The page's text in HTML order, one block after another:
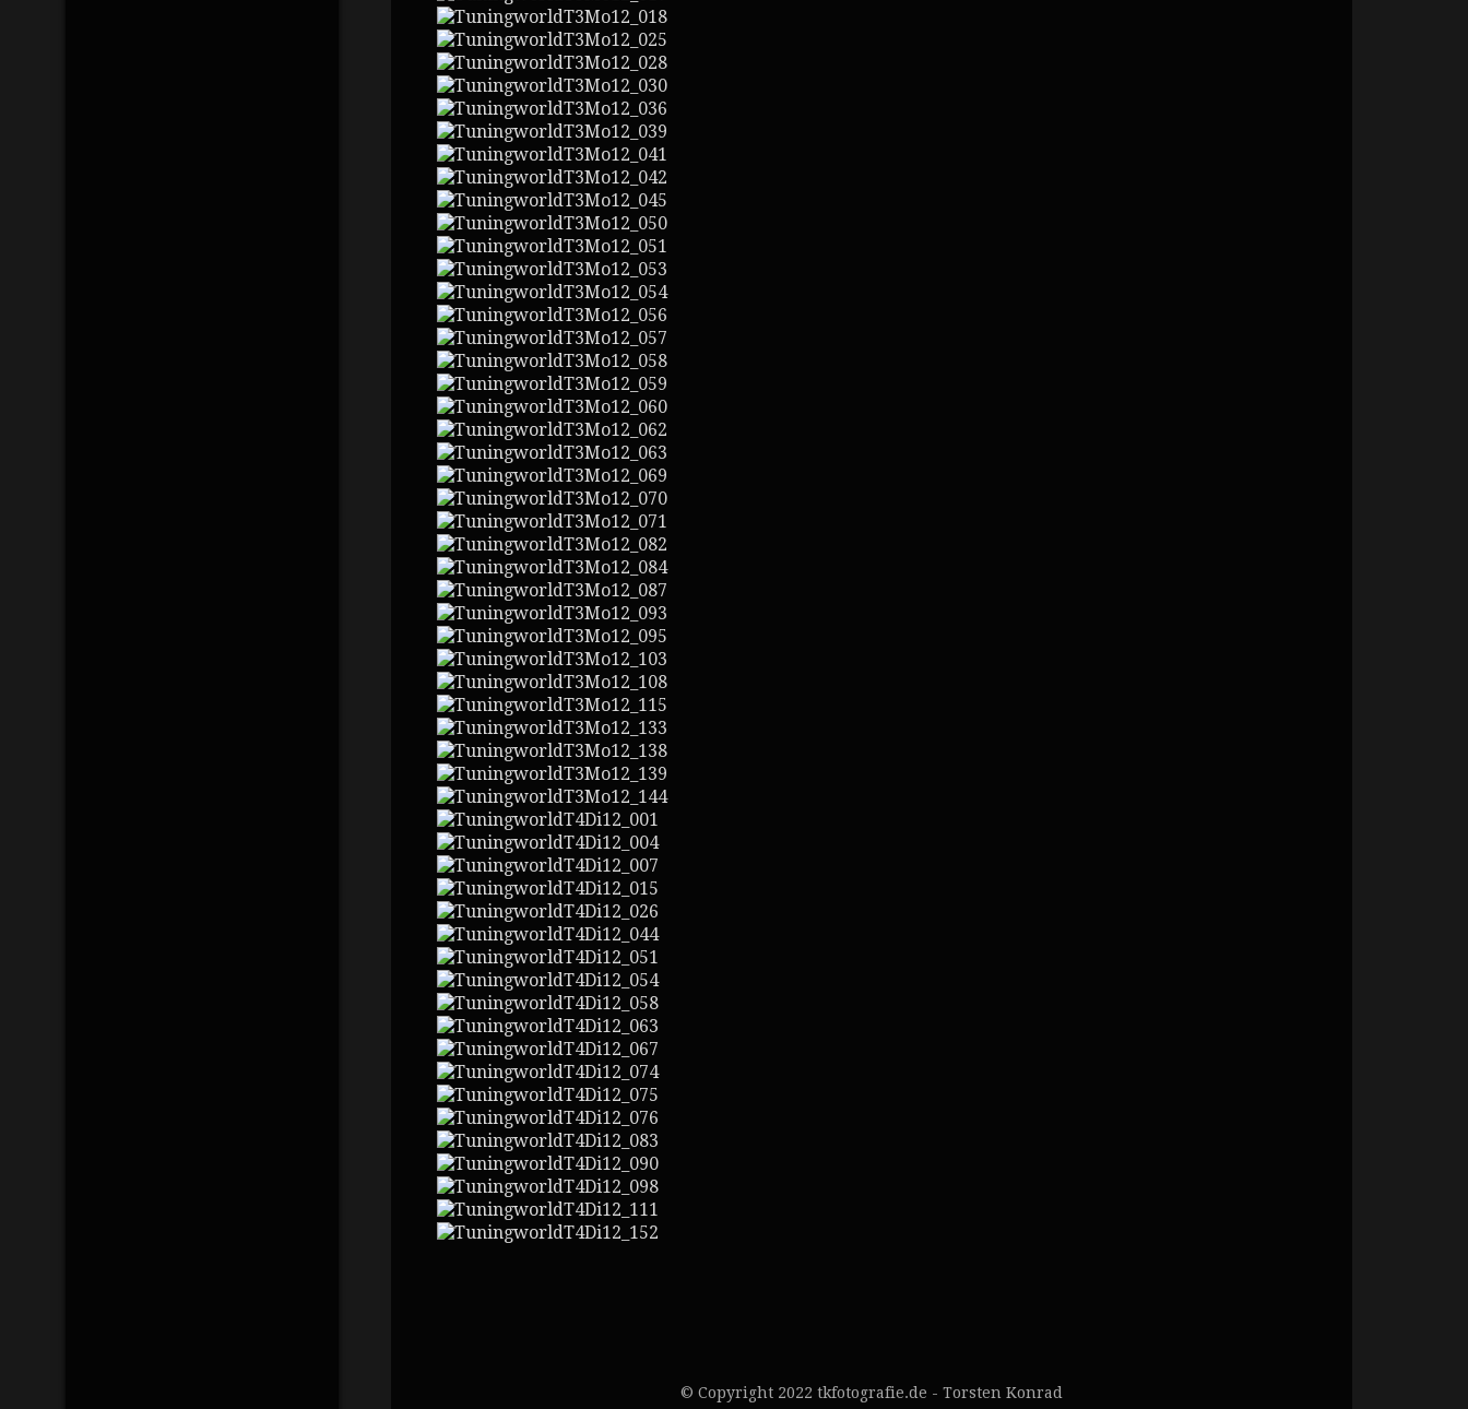
© Copyright 2022 tkfotografie.de - Torsten Konrad